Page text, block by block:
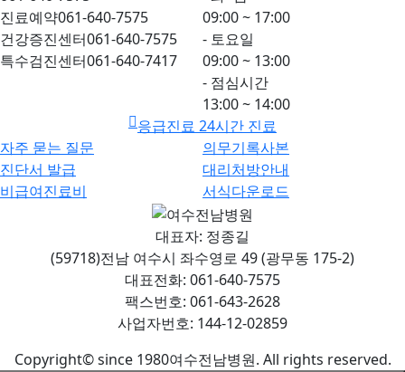
진료예약061-640-7575
건강증진센터061-640-7575
특수검진센터061-640-7417
09:00 ~ 17:00
- 토요일
09:00 ~ 13:00
- 점심시간
13:00 ~ 14:00
응급진료 24시간 진료
자주 묻는 질문
의무기록사본
진단서 발급
대리처방안내
비급여진료비
서식다운로드
대표자: 정종길
(59718)전남 여수시 좌수영로 49 (광무동 175-2)
대표전화: 061-640-7575
팩스번호: 061-643-2628
사업자번호: 144-12-02859
Copyright© since 1980여수전남병원. All rights reserved.